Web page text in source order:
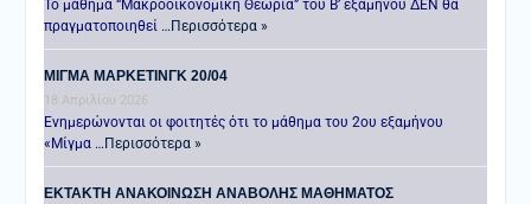
Το μάθημα “Μακροοικονομική Θεωρία” του Β’ εξαμήνου ΔΕΝ θα
πραγματοποιηθεί …Περισσότερα »
ΜΙΓΜΑ ΜΑΡΚΕΤΙΝΓΚ 20/04
18 Απριλίου 2026
Ενημερώνονται οι φοιτητές ότι το μάθημα του 2ου εξαμήνου
«Μίγμα …Περισσότερα »
ΕΚΤΑΚΤΗ ΑΝΑΚΟΙΝΩΣΗ ΑΝΑΒΟΛΗΣ ΜΑΘΗΜΑΤΟΣ